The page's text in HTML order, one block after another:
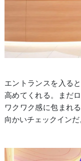
エントランスを入る
高めてくれる。まだ
ワクワク感に包まれ
向かいチェックインだ